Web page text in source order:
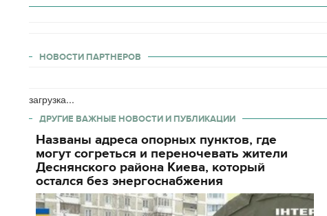
НОВОСТИ ПАРТНЕРОВ
загрузка...
ДРУГИЕ ВАЖНЫЕ НОВОСТИ И ПУБЛИКАЦИИ
Названы адреса опорных пунктов, где
могут согреться и переночевать жители
Деснянского района Киева, который
остался без энергоснабжения